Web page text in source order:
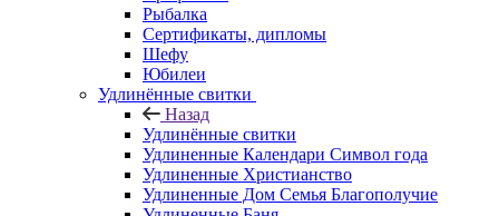
Рыбалка
Сертификаты, дипломы
Шефу
Юбилеи
Удлинённые свитки
Назад
Удлинённые свитки
Удлиненные Календари Символ года
Удлиненные Христианство
Удлиненные Дом Семья Благополучие